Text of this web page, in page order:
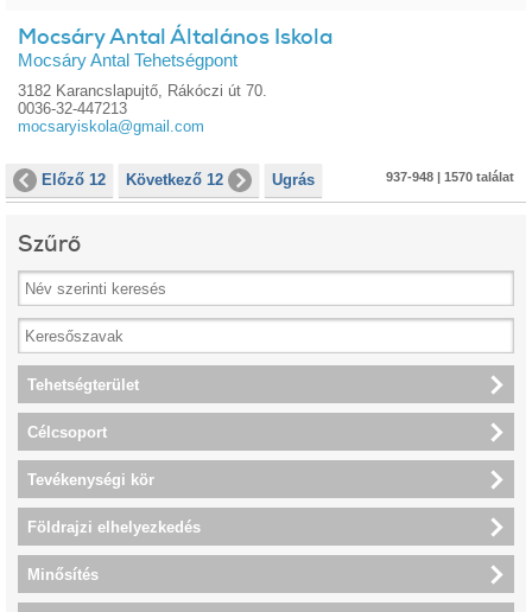
Mocsáry Antal Általános Iskola
Mocsáry Antal Tehetségpont
3182 Karancslapujtő, Rákóczi út 70.
0036-32-447213
mocsaryiskola@gmail.com
Előző 12 Következő 12 Ugrás 937-948 | 1570 találat
Szűrő
Tehetségterület
Célcsoport
Tevékenységi kör
Földrajzi elhelyezkedés
Minősítés